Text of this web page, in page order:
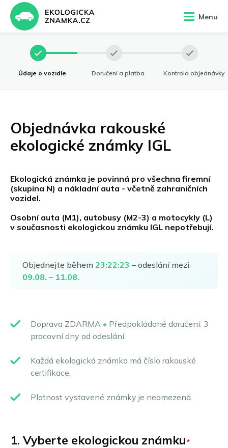
Dansk
Français
Italiano
Deutsch
Español
Norsk bokmål
Română
Português
Menu
Údaje o vozidle Doručení a platba Kontrola objednávky
Objednávka rakouské
ekologické známky IGL
Ekologická známka je povinná pro všechna firemní
(skupina N) a nákladní auta - včetně zahraničních
vozidel.
Osobní auta (M1), autobusy (M2-3) a motocykly (L)
v současnosti ekologickou známku IGL nepotřebují.
Objednejte během 23:22:22 – odeslání mezi
09.08. – 11.08.
Doprava ZDARMA • Předpokládané doručení: 3
pracovní dny od odeslání.
Každá ekologická známka má číslo rakouské
certifikace.
Platnost vystavené známky je neomezená.
1. Vyberte ekologickou známku*